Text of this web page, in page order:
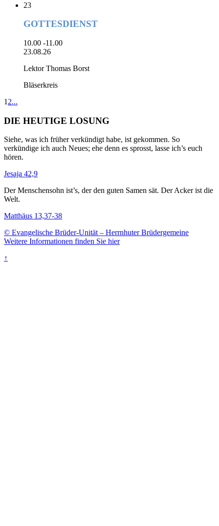
23
GOTTESDIENST
10.00 -11.00
23.08.26
Lektor Thomas Borst
Bläserkreis
1 2...
DIE HEUTIGE LOSUNG
Siehe, was ich früher verkündigt habe, ist gekommen. So
verkündige ich auch Neues; ehe denn es sprosst, lasse ich’s euch
hören.
Jesaja 42,9
Der Menschensohn ist’s, der den guten Samen sät. Der Acker ist die
Welt.
Matthäus 13,37-38
© Evangelische Brüder-Unität – Herrnhuter Brüdergemeine
Weitere Informationen finden Sie hier
↑